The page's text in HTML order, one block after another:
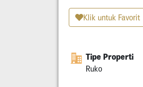
Klik untuk Favorit
Tipe Properti
Ruko